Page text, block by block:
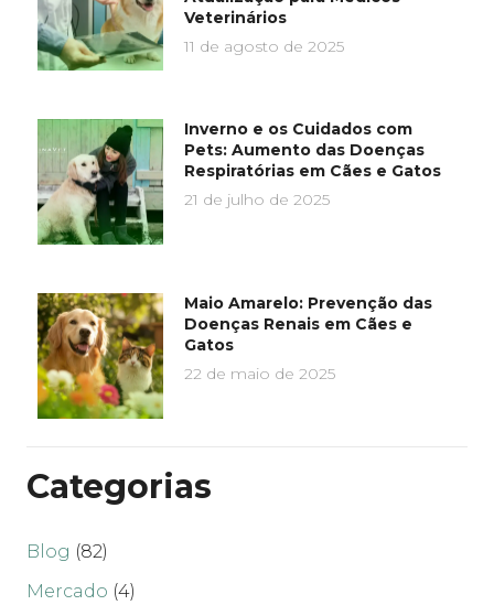
Veterinários
11 de agosto de 2025
Inverno e os Cuidados com
Pets: Aumento das Doenças
Respiratórias em Cães e Gatos
21 de julho de 2025
Maio Amarelo: Prevenção das
Doenças Renais em Cães e
Gatos
22 de maio de 2025
Categorias
Blog (82)
Mercado (4)